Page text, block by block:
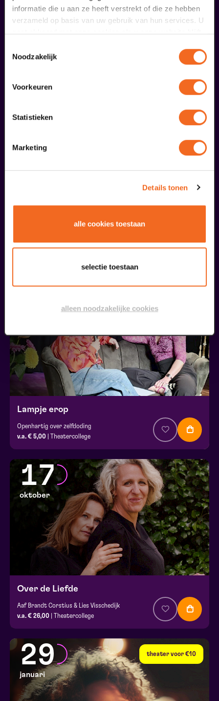
informatie die u aan ze heeft verstrekt of die ze hebben
verzameld op basis van uw gebruik van hun services. U
gaat akkoord met onze cookies als u onze website blijft
Noodzakelijk
Voorkeuren
Statistieken
Marketing
Details tonen
alle cookies toestaan
selectie toestaan
alleen noodzakelijke cookies
maak jouw bezoek compleet
€ 39,50
meer informatie
liefhebbers bestelden ook...
11
Lampje erop
Openhartig over zelfdoding
v.a. € 5,00 | Theatercollege
17
oktober
Over de Liefde
Aaf Brandt Corstius & Lies Visschedijk
v.a. € 26,00 | Theatercollege
theater voor €10
29
januari